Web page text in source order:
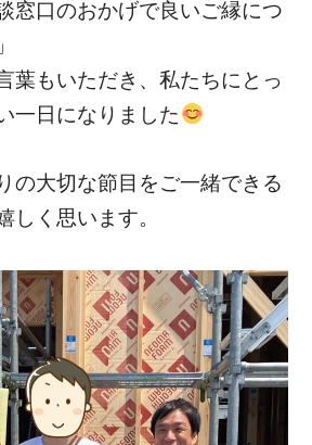
窓口のおかげで良いご縁につ
葉もいただき、私たちにとっ
一日になりました
の大切な節目をご一緒できる
しく思います。